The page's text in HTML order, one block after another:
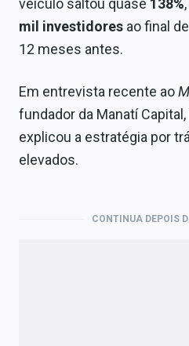
veículo saltou quase 138%
mil investidores ao final
12 meses antes.
Em entrevista recente ao
fundador da Manatí Capital,
explicou a estratégia por
elevados.
CONTINUA DEPOIS